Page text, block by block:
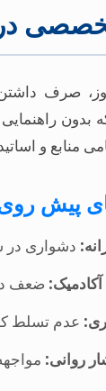
صرف
بدون
منابع و
پیش روی
دشواری در
ضعف
عدم تسلط
روانی: